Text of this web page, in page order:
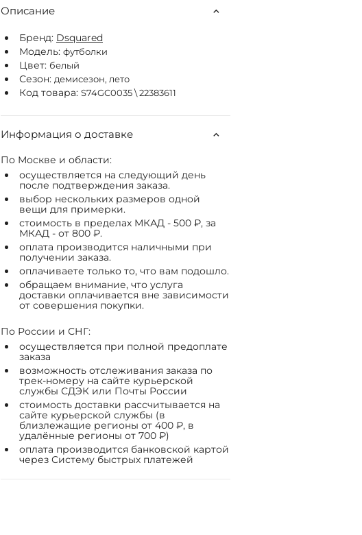
Описание
Бренд: Dsquared
Модель: футболки
Цвет: белый
Сезон: демисезон, лето
Код товара: S74GC0035 \ 22383611
Информация о доставке
По Москве и области:
осуществляется на следующий день
после подтверждения заказа.
выбор нескольких размеров одной
вещи для примерки.
стоимость в пределах МКАД - 500 ₽, за
МКАД - от 800 ₽.
оплата производится наличными при
получении заказа.
оплачиваете только то, что вам подошло.
обращаем внимание, что услуга
доставки оплачивается вне зависимости
от совершения покупки.
По России и СНГ:
осуществляется при полной предоплате
заказа
возможность отслеживания заказа по
трек-номеру на сайте курьерской
службы СДЭК или Почты России
стоимость доставки рассчитывается на
сайте курьерской службы (в
близлежащие регионы от 400 ₽, в
удалённые регионы от 700 ₽)
оплата производится банковской картой
через Систему быстрых платежей